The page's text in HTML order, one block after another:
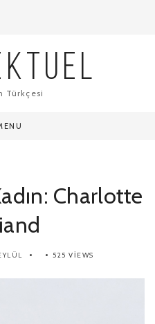
Türkçesi
Charlotte
525 VIEWS